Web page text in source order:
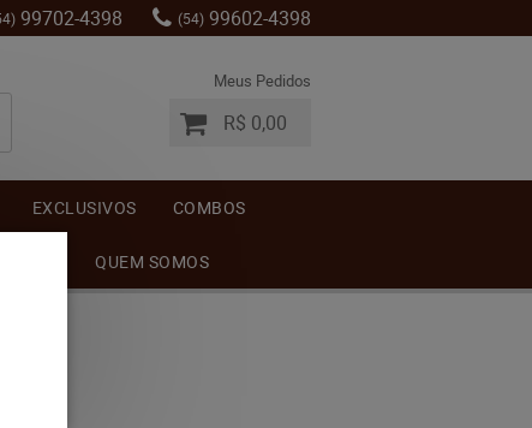
99702-4398 (54) 99602-4398
Meus Pedidos
R$ 0,00
EXCLUSIVOS COMBOS
QUEM SOMOS